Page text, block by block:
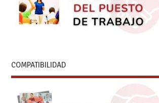
COMPATIBILIDAD